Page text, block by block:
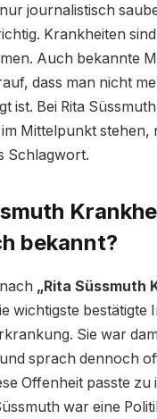
journalistisch
Krankheiten
Auch bekannte
dass man nicht
ist. Bei Rita
Mittelpunkt stehen,
Schlagwort.
bekannt?
„Rita Süssmuth
wichtigste bestätigte
Sie war
sprach dennoch
Offenheit passte
war eine